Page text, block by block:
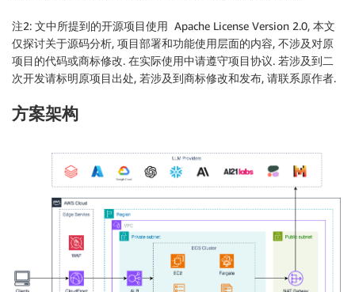
注2: 文中所提到的开源项目使用 Apache License Version 2.0, 本文
仅探讨关于源码分析, 项目部署和功能使用层面的内容, 不涉及对原
项目的代码或商标修改. 在实际使用中请遵守项目协议. 若涉及到二
次开发请标明原项目出处, 若涉及到商标修改和发布, 请联系原作者.
方案架构